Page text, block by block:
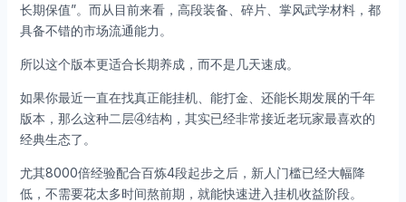
长期保值”。而从目前来看，高段装备、碎片、掌风武学材料，都
具备不错的市场流通能力。
所以这个版本更适合长期养成，而不是几天速成。
如果你最近一直在找真正能挂机、能打金、还能长期发展的千年
版本，那么这种二层④结构，其实已经非常接近老玩家最喜欢的
经典生态了。
尤其8000倍经验配合百炼4段起步之后，新人门槛已经大幅降
低，不需要花太多时间熬前期，就能快速进入挂机收益阶段。